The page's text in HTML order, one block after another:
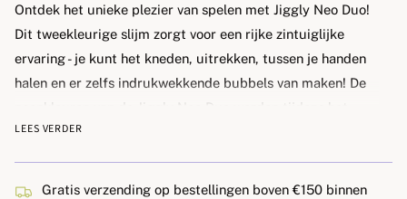
Ontdek het unieke plezier van spelen met Jiggly Neo Duo!
Dit tweekleurige slijm zorgt voor een rijke zintuiglijke
ervaring - je kunt het kneden, uitrekken, tussen je handen
halen en er zelfs indrukwekkende bubbels van maken! De
neonkleuren van de Jiggly Neo Duo worden tijdens het
spelen gecombineerd om een geweldige neonkleur te
LEES VERDER
Gratis verzending op bestellingen boven €150 binnen